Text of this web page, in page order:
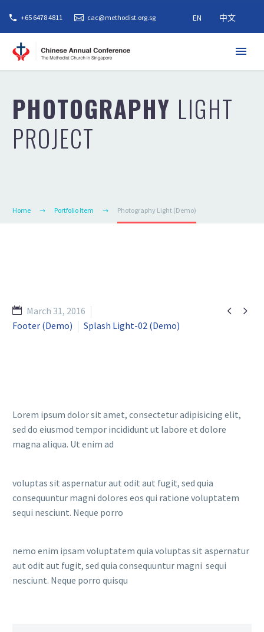
+65 6478 4811 cac@methodist.org.sg EN 中文
PHOTOGRAPHY LIGHT
PROJECT
Home Portfolio Item Photography Light (Demo)
 
March 31, 2016
Footer (Demo)
Splash Light-02 (Demo)
Lorem ipsum dolor sit amet, consectetur adipisicing elit,
sed do eiusmod tempor incididunt ut labore et dolore
magna aliqua. Ut enim ad
voluptas sit aspernatur aut odit aut fugit, sed quia
consequuntur magni dolores eos qui ratione voluptatem
sequi nesciunt. Neque porro
nemo enim ipsam voluptatem quia voluptas sit aspernatur
aut odit aut fugit, sed quia consequuntur magni sequi
nesciunt. Neque porro quisqu